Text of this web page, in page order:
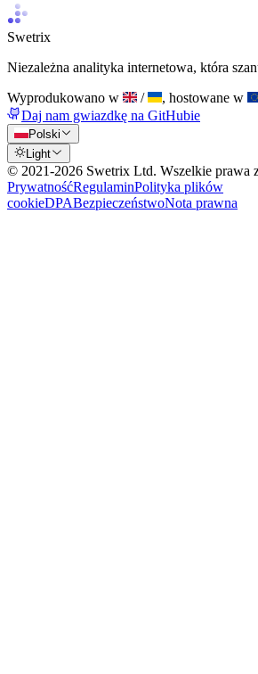
Swetrix
Niezależna analityka internetowa, która
Wyprodukowano w
/
, hostowane w
Daj nam gwiazdkę na GitHubie
Polski
Light
© 2021-2026 Swetrix Ltd. Wszelkie prawa
PrywatnośćRegulaminPolityka plików
cookieDPABezpieczeństwoNota prawna